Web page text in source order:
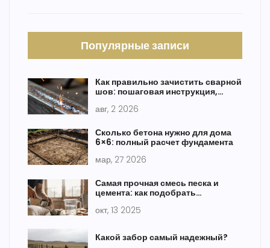
Популярные записи
Как правильно зачистить сварной
шов: пошаговая инструкция,
безопасности
авг, 2 2026
Сколько бетона нужно для дома
6×6: полный расчет фундамента
мар, 27 2026
Самая прочная смесь песка и
цемента: как подобрать
окт, 13 2025
Какой забор самый надежный?